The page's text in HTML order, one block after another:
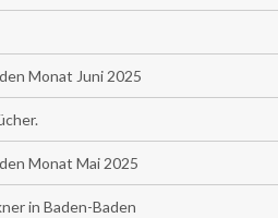
Monat Juni 2025
Monat Mai 2025
in Baden-Baden